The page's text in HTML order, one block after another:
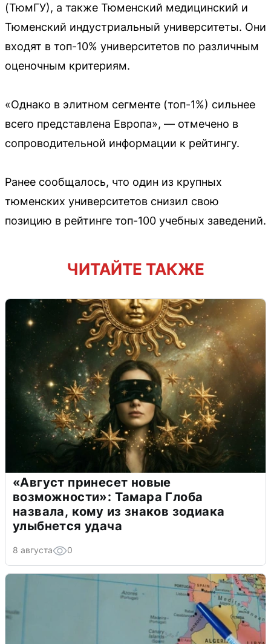
(ТюмГУ), а также Тюменский медицинский и
Тюменский индустриальный университеты. Они
входят в топ-10% университетов по различным
оценочным критериям.
«Однако в элитном сегменте (топ-1%) сильнее
всего представлена Европа», — отмечено в
сопроводительной информации к рейтингу.
Ранее сообщалось, что один из крупных
тюменских университетов снизил свою
позицию в рейтинге топ-100 учебных заведений.
ЧИТАЙТЕ ТАКЖЕ
«Август принесет новые
возможности»: Тамара Глоба
назвала, кому из знаков зодиака
улыбнется удача
8 августа 0